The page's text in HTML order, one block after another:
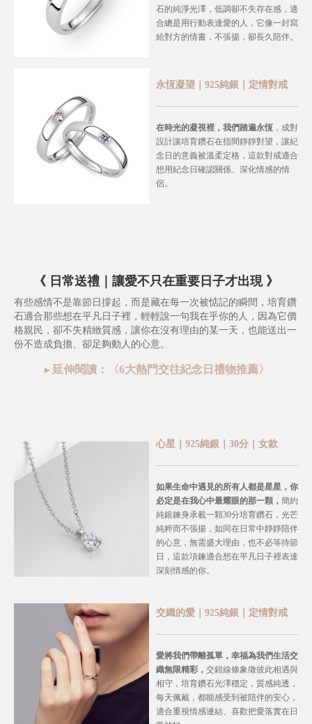
石的純淨光澤，低調卻不失存在感，適
合總是用行動表達愛的人，它像一封寫
給對方的情書，不張揚，卻長久陪伴。
永恆凝望｜925純銀｜定情對戒
在時光的凝視裡，我們踏遍永恆 ， 成對
設計讓培育鑽石在指間靜靜對望，讓紀
念日的意義被溫柔定格，這款對戒適合
想用紀念日確認關係、深化情感的情
侶。
《 日常送禮｜讓愛不只在重要日子才出現 》
有些感情不是靠節日撐起，而是藏在每一次被惦記的瞬間，培育鑽
石適合那些想在平凡日子裡，輕輕說一句我在乎你的人，因為它價
格親民，卻不失精緻質感，讓你在沒有理由的某一天，也能送出一
份不造成負擔、卻足夠動人的心意。
► 延伸閱讀：〈6大熱門交往紀念日禮物推薦〉
心星｜925純銀｜30分 ｜女款
如果生命中遇見的所有人都是星星，你
必定是在我心中最耀眼的那一顆， 簡約
純銀鍊身承載一顆30分培育鑽石，光芒
純粹而不張揚，如同在日常中靜靜陪伴
的心意，無需盛大理由，也不必等待節
日，這款項鍊適合想在平凡日子裡表達
深刻情感的你。
交織的愛｜925純銀｜定情對戒
愛將我們帶離孤單，幸福為我們生活交
織無限精彩， 交錯線條象徵彼此相遇與
相守，培育鑽石光澤穩定，質感純透，
每天佩戴，都能感受到被陪伴的安心，
適合重視情感連結、喜歡把愛落實在日